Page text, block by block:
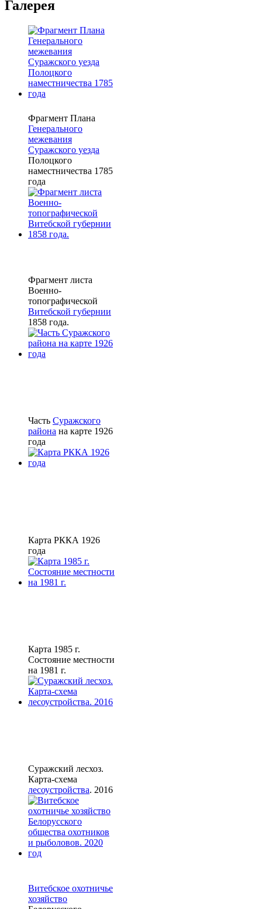
Галерея
Фрагмент Плана
Генерального
межевания
Суражского уезда
Полоцкого
наместничества 1785
года
Фрагмент листа
Военно-
топографической
Витебской губернии
1858 года.
Часть Суражского
района на карте 1926
года
Карта РККА 1926
года
Карта 1985 г.
Состояние местности
на 1981 г.
Суражский лесхоз.
Карта-схема
лесоустройства. 2016
Витебское охотничье
хозяйство